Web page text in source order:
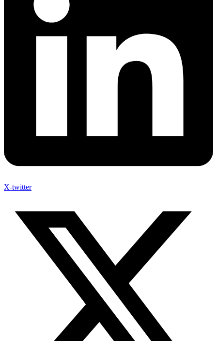
X-twitter